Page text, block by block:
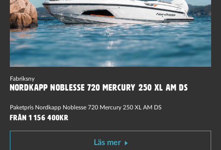
Fabriksny
Nordkapp Noblesse 720 Mercury 250 XL AM DS
Paketpris Nordkapp Noblesse 720 Mercury 250 XL AM DS
Från 1 156 400kr
Läs mer